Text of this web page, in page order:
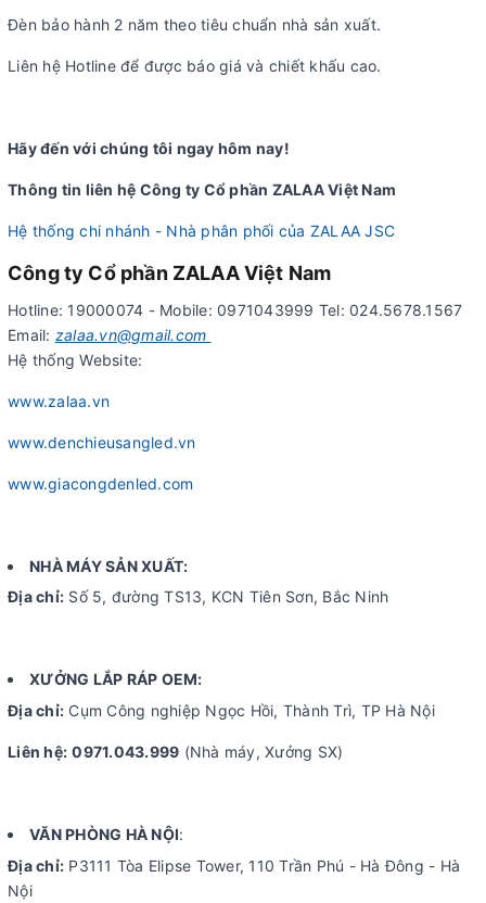
Đèn bảo hành 2 năm theo tiêu chuẩn nhà sản xuất.
Liên hệ Hotline để được báo giá và chiết khấu cao.
Hãy đến với chúng tôi ngay hôm nay!
Thông tin liên hệ Công ty Cổ phần ZALAA Việt Nam
Hệ thống chi nhánh - Nhà phân phối của ZALAA JSC
Công ty Cổ phần ZALAA Việt Nam
Hotline: 19000074 - Mobile: 0971043999 Tel: 024.5678.1567
Email: zalaa.vn@gmail.com
Hệ thống Website:
www.zalaa.vn
www.denchieusangled.vn
www.giacongdenled.com
NHÀ MÁY SẢN XUẤT:
Địa chỉ: Số 5, đường TS13, KCN Tiên Sơn, Bắc Ninh
XƯỞNG LẮP RÁP OEM:
Địa chỉ: Cụm Công nghiệp Ngọc Hồi, Thành Trì, TP Hà Nội
Liên hệ: 0971.043.999 (Nhà máy, Xưởng SX)
VĂN PHÒNG HÀ NỘI:
Địa chỉ: P3111 Tòa Elipse Tower, 110 Trần Phú - Hà Đông - Hà
Nội